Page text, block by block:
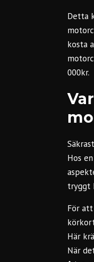
Detta
kosta
000kr.
Hos
tryggt
För
Här
När